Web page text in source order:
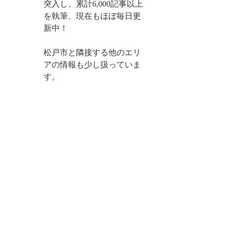
突入し、累計6,000記事以上
を執筆、現在もほぼ毎日更
新中！
松戸市と隣接する他のエリ
アの情報も少し扱っていま
す。